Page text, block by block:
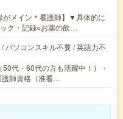
がメイン＊看護師】▼具体的に
ク・記録○お薬の飲…
パソコンスキル不要 / 英語力不
代・60代の方も活躍中！）・
護師資格（准看…